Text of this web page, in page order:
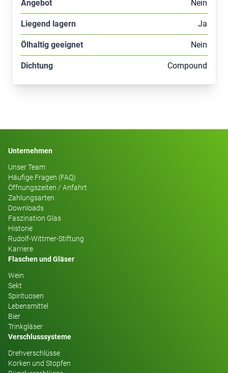
Angebot Nein
Liegend lagern Ja
Ölhaltig geeignet Nein
Dichtung Compound
Unternehmen
Unser Team
Häufige Fragen (FAQ)
Öffnungszeiten / Anfahrt
Zahlungsarten
Downloads
Faszination Glas
Historie
Rudolf-Wittmer-Stiftung
Karriere
Flaschen und Gläser
Wein
Sekt
Spirituosen
Lebensmittel
Bier
Trinkgläser
Verschlusssysteme
Drehverschlüsse
Korken und Stopfen